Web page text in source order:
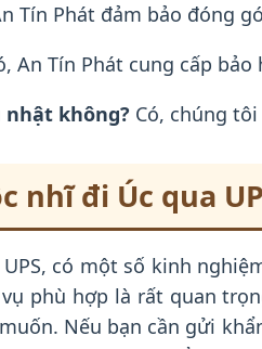
Tín Phát đảm bảo đóng
An Tín Phát cung cấp
nhật không? Có, chúng
nhĩ đi Úc qua
có một số kinh
phù hợp là rất quan
Nếu bạn cần gửi